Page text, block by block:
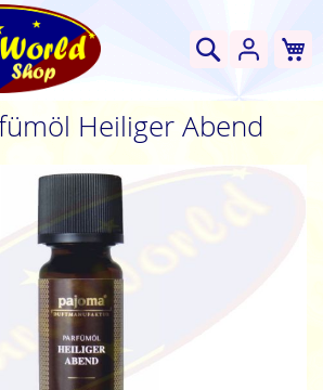
Suche
Heiliger Abend